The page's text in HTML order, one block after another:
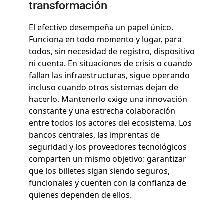
transformación
El efectivo desempeña un papel único.
Funciona en todo momento y lugar, para
todos, sin necesidad de registro, dispositivo
ni cuenta. En situaciones de crisis o cuando
fallan las infraestructuras, sigue operando
incluso cuando otros sistemas dejan de
hacerlo. Mantenerlo exige una innovación
constante y una estrecha colaboración
entre todos los actores del ecosistema. Los
bancos centrales, las imprentas de
seguridad y los proveedores tecnológicos
comparten un mismo objetivo: garantizar
que los billetes sigan siendo seguros,
funcionales y cuenten con la confianza de
quienes dependen de ellos.